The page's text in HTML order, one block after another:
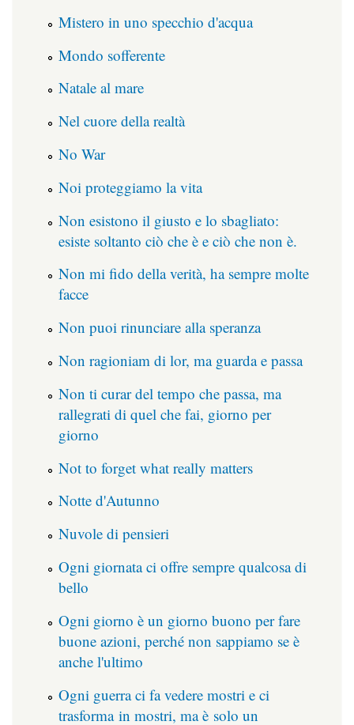
Mistero in uno specchio d'acqua
Mondo sofferente
Natale al mare
Nel cuore della realtà
No War
Noi proteggiamo la vita
Non esistono il giusto e lo sbagliato:
esiste soltanto ciò che è e ciò che non è.
Non mi fido della verità, ha sempre molte
facce
Non puoi rinunciare alla speranza
Non ragioniam di lor, ma guarda e passa
Non ti curar del tempo che passa, ma
rallegrati di quel che fai, giorno per
giorno
Not to forget what really matters
Notte d'Autunno
Nuvole di pensieri
Ogni giornata ci offre sempre qualcosa di
bello
Ogni giorno è un giorno buono per fare
buone azioni, perché non sappiamo se è
anche l'ultimo
Ogni guerra ci fa vedere mostri e ci
trasforma in mostri, ma è solo un